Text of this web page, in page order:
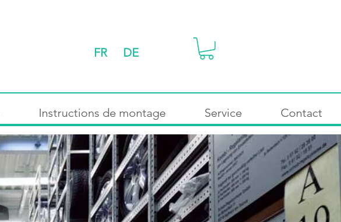
FR DE
Instructions de montage Service Contact